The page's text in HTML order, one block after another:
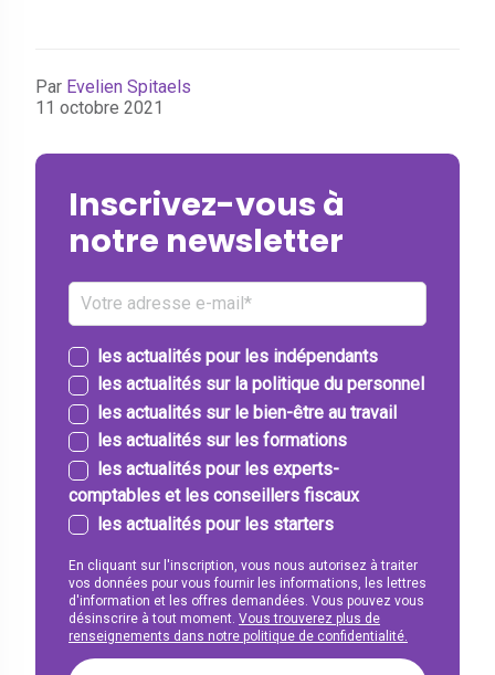
Par Evelien Spitaels
11 octobre 2021
Inscrivez-vous à
notre newsletter
les actualités pour les indépendants
les actualités sur la politique du personnel
les actualités sur le bien-être au travail
les actualités sur les formations
les actualités pour les experts-
comptables et les conseillers fiscaux
les actualités pour les starters
En cliquant sur l'inscription, vous nous autorisez à traiter
vos données pour vous fournir les informations, les lettres
d'information et les offres demandées. Vous pouvez vous
désinscrire à tout moment. Vous trouverez plus de
renseignements dans notre politique de confidentialité.